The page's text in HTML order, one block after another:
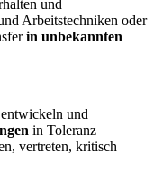
und
Arbeitstechniken oder
in unbekannten
entwickeln und
in Toleranz
vertreten, kritisch